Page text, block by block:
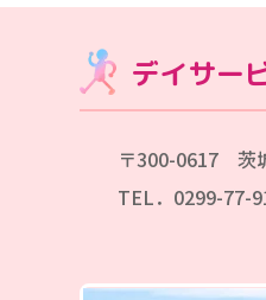
デイサー
〒300-0617 茨
TEL．0299-77-